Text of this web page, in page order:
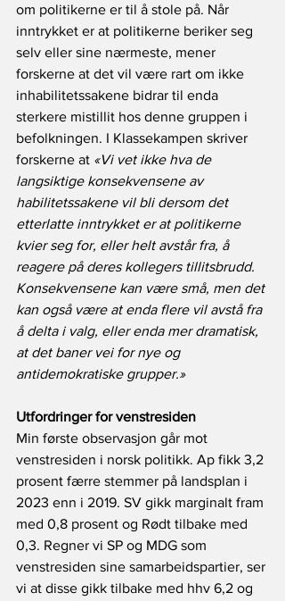
om politikerne er til å stole på. Når
inntrykket er at politikerne beriker seg
selv eller sine nærmeste, mener
forskerne at det vil være rart om ikke
inhabilitetssakene bidrar til enda
sterkere mistillit hos denne gruppen i
befolkningen. I Klassekampen skriver
forskerne at «Vi vet ikke hva de
langsiktige konsekvensene av
habilitetssakene vil bli dersom det
etterlatte inntrykket er at politikerne
kvier seg for, eller helt avstår fra, å
reagere på deres kollegers tillitsbrudd.
Konsekvensene kan være små, men det
kan også være at enda flere vil avstå fra
å delta i valg, eller enda mer dramatisk,
at det baner vei for nye og
antidemokratiske grupper.»
Utfordringer for venstresiden
Min første observasjon går mot
venstresiden i norsk politikk. Ap fikk 3,2
prosent færre stemmer på landsplan i
2023 enn i 2019. SV gikk marginalt fram
med 0,8 prosent og Rødt tilbake med
0,3. Regner vi SP og MDG som
venstresiden sine samarbeidspartier, ser
vi at disse gikk tilbake med hhv 6,2 og